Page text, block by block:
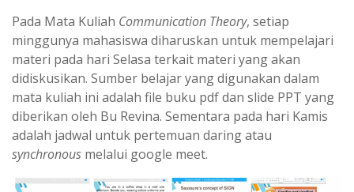
Pada Mata Kuliah Communication Theory, setiap
minggunya mahasiswa diharuskan untuk mempelajari
materi pada hari Selasa terkait materi yang akan
didiskusikan. Sumber belajar yang digunakan dalam
mata kuliah ini adalah file buku pdf dan slide PPT yang
diberikan oleh Bu Revina. Sementara pada hari Kamis
adalah jadwal untuk pertemuan daring atau
synchronous melalui google meet.